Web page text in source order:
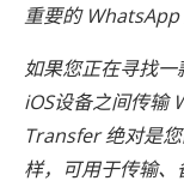
重要的 WhatsApp
如果您正在寻找
iOS设备之间传输
Transfer 绝对是
样，可用于传输、